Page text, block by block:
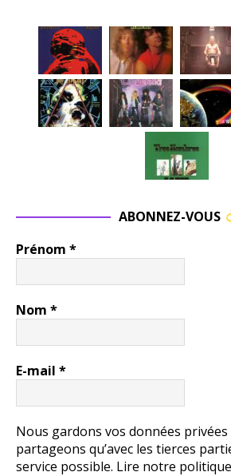
ABONNEZ-VOUS
Prénom *
Nom *
E-mail *
Nous gardons vos données privées
partageons qu’avec les tierces
service possible. Lire notre